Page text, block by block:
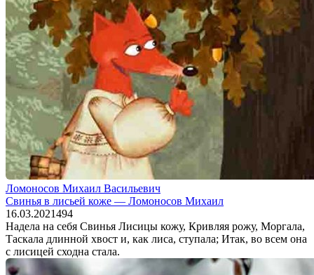
Ломоносов Михаил Васильевич
Свинья в лисьей коже — Ломоносов Михаил
16.03.2021494
Надела на себя Свинья Лисицы кожу, Кривляя рожу, Моргала,
Таскала длинной хвост и, как лиса, ступала; Итак, во всем она
с лисицей сходна стала.